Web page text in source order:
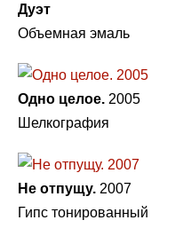
Дуэт
Объемная эмаль
Одно целое. 2005
Шелкография
Не отпущу. 2007
Гипс тонированный